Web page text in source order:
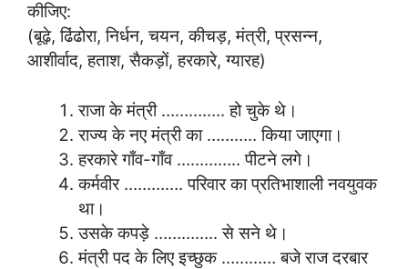
कीजिए:
(बूढ़े, ढिंढोरा, निर्धन, चयन, कीचड़, मंत्री, प्रसन्न,
आशीर्वाद, हताश, सैकड़ों, हरकारे, ग्यारह)
राजा के मंत्री ………….. हो चुके थे।
राज्य के नए मंत्री का ……….. किया जाएगा।
हरकारे गाँव-गाँव ………….. पीटने लगे।
कर्मवीर …………. परिवार का प्रतिभाशाली नवयुवक
था।
उसके कपड़े ………….. से सने थे।
मंत्री पद के लिए इच्छुक ………… बजे राज दरबार